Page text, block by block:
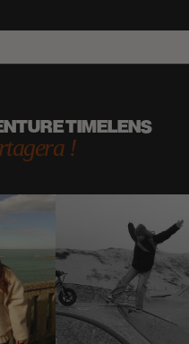
TIMELENS
!